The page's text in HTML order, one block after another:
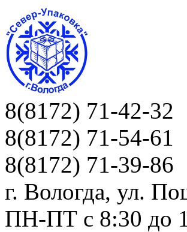
8(8172) 71-42-32
8(8172) 71-54-61
8(8172) 71-39-86
г. Вологда, ул.
ПН-ПТ c 8:30 до